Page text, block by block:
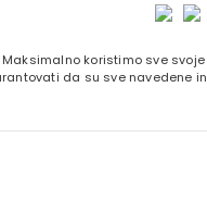
Maksimalno koristimo sve
da su sve navedene